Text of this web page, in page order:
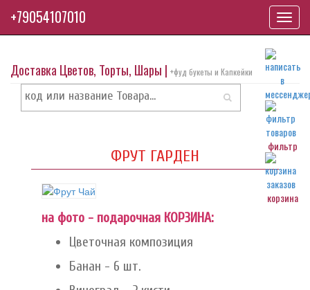
фильтр
корзина
Доставка Цветов, Торты, Шары | +фуд букеты и Капкейки
ФРУТ ГАРДЕН
на фото - подарочная КОРЗИНА:
Цветочная композиция
Банан - 6 шт.
+79054107010